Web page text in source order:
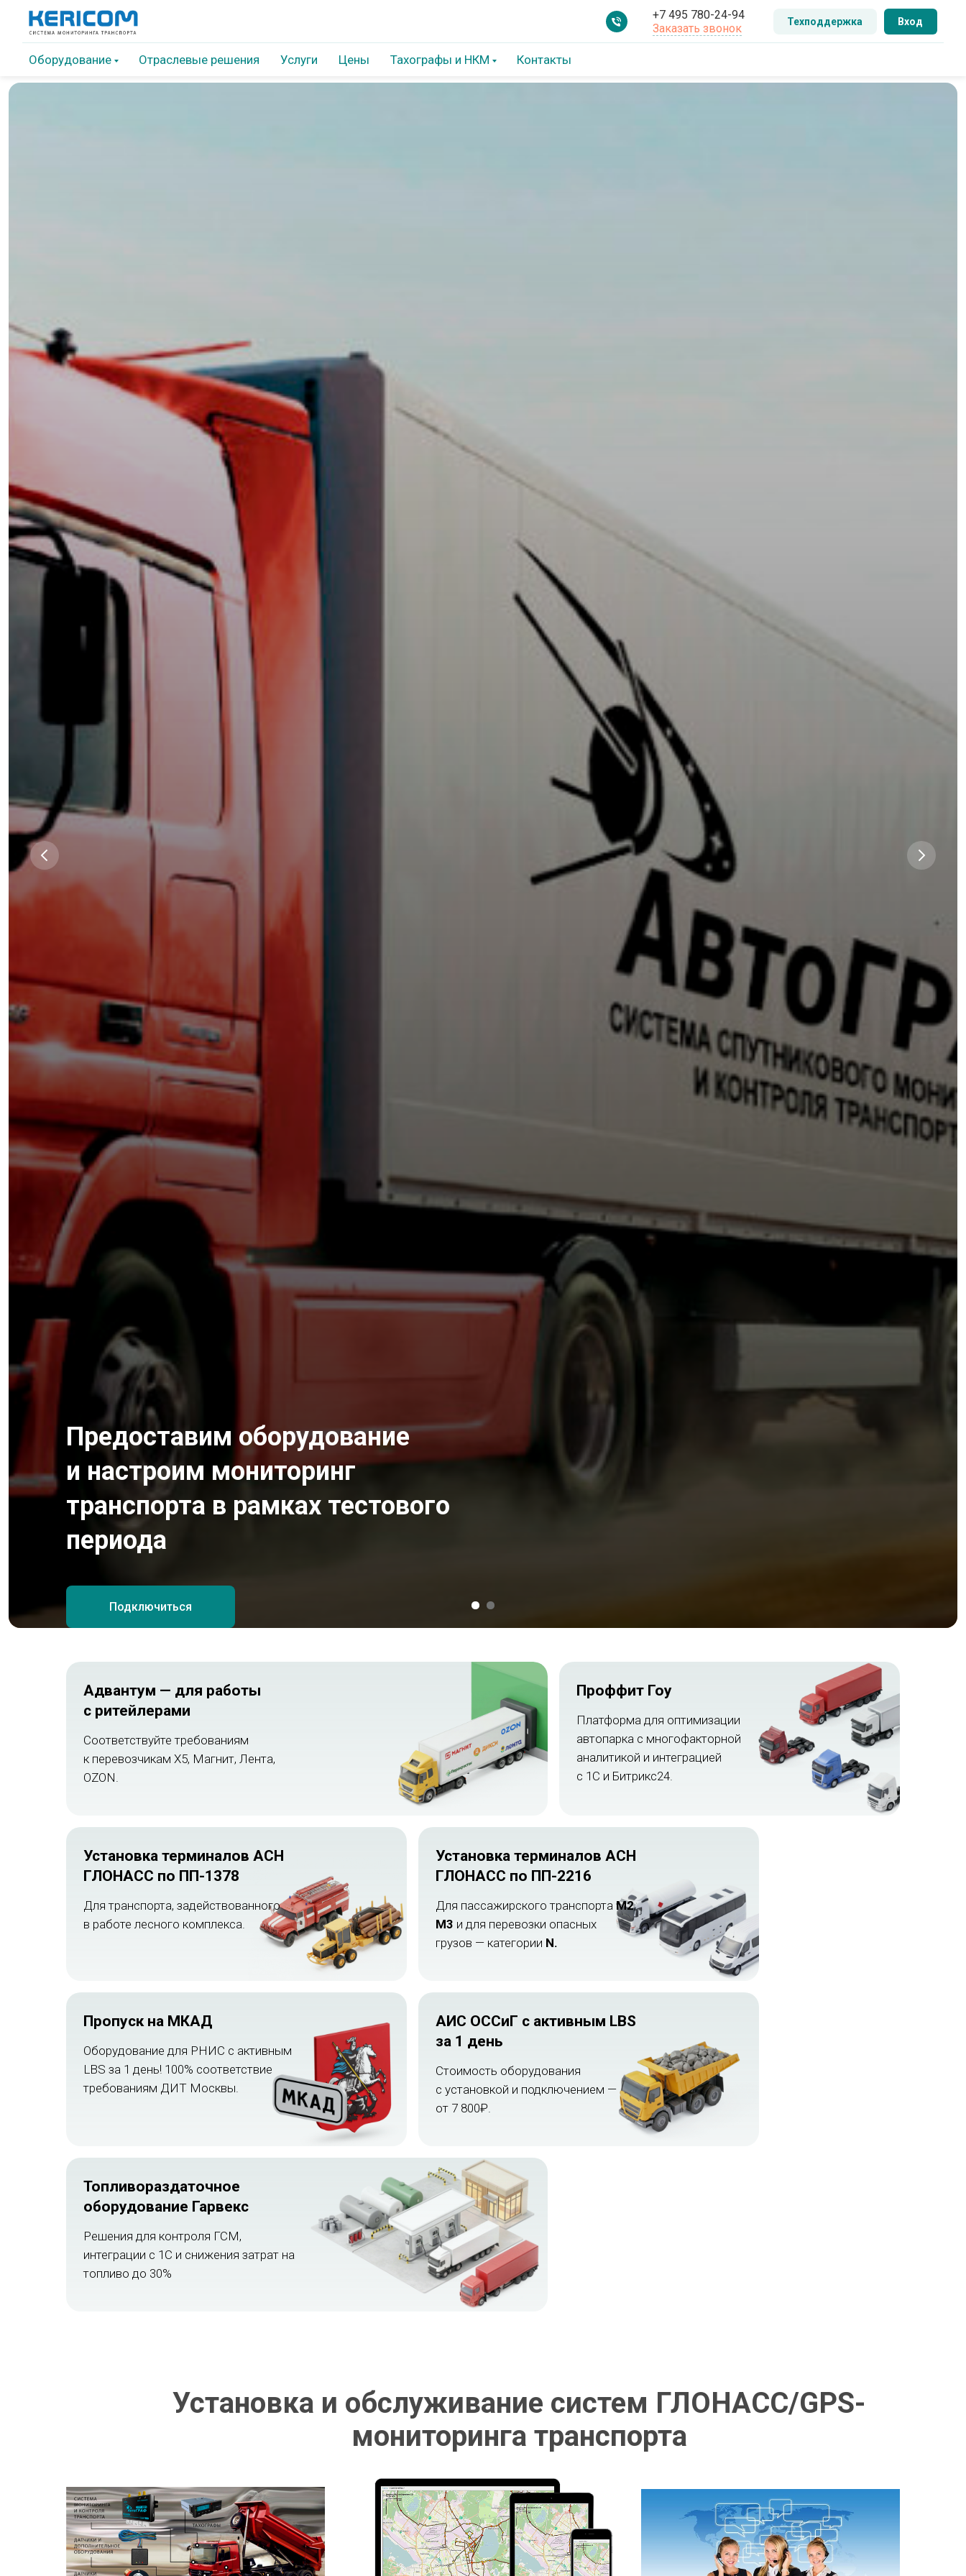
+7 495 780-24-94
Заказать звонок
Техподдержка Вход
Оборудование Отраслевые решения Услуги Цены Тахографы и НКМ Контакты
Предоставим оборудование
и настроим мониторинг
транспорта в рамках тестового
периода
Подключиться
Адвантум — для работы
с ритейлерами
Соответствуйте требованиям
к перевозчикам X5, Магнит, Лента,
OZON.
Проффит Гоу
Платформа для оптимизации
автопарка с многофакторной
аналитикой и интеграцией
с 1C и Битрикс24.
Установка терминалов АСН
ГЛОНАСС по ПП-1378
Для транспорта, задействованного
в работе лесного комплекса.
Установка терминалов АСН
ГЛОНАСС по ПП-2216
Для пассажирского транспорта M2,
M3 и для перевозки опасных
грузов — категории N.
Пропуск на МКАД
Оборудование для РНИС c активным
LBS за 1 день! 100% соответствие
требованиям ДИТ Москвы.
АИС ОССиГ c активным LBS
за 1 день
Стоимость оборудования
с установкой и подключением —
от 7 800₽.
Топливораздаточное
оборудование Гарвекс
Решения для контроля ГСМ,
интеграции с 1С и снижения затрат на
топливо до 30%
Установка и обслуживание систем ГЛОНАСС/GPS-
мониторинга транспорта